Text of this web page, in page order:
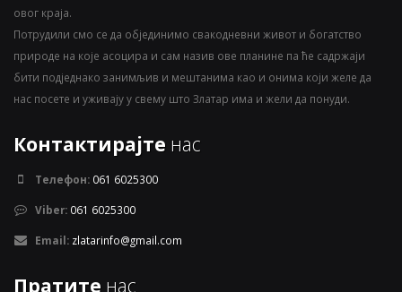
овог краја.
Потрудили смо се да објединимо свакодневни живот и богатство
природе на које асоцира и сам назив ове планине па ће садржаји
бити подједнако занимљив и мештанима као и онима који желе да
нас посете и уживају у свему што Златар има и жели да понуди.
Контактирајте нас
Телефон: 061 6025300
Viber: 061 6025300
Email: zlatarinfo@gmail.com
Пратите нас